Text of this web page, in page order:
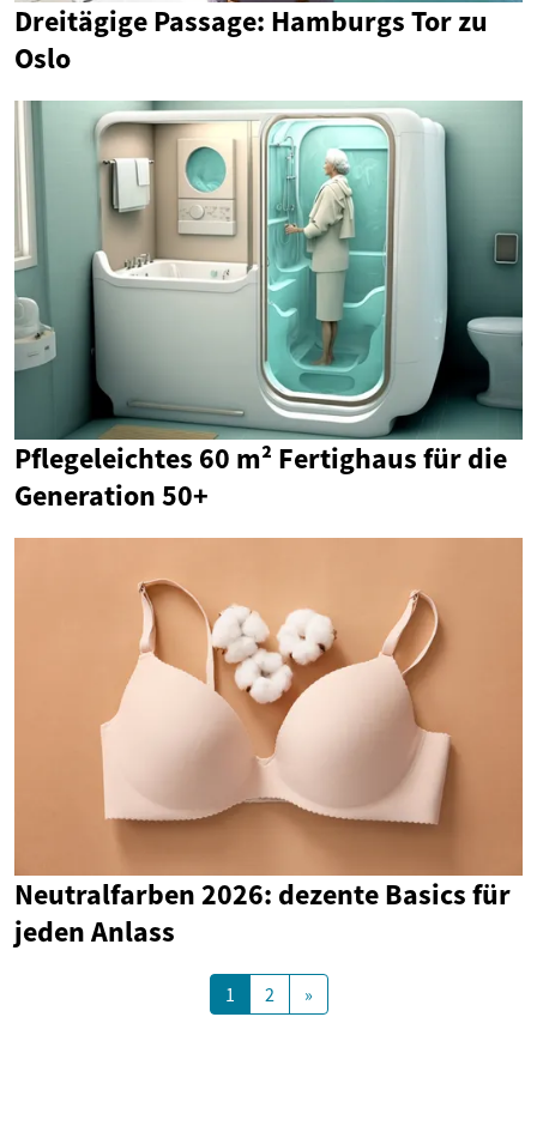
Dreitägige Passage: Hamburgs Tor zu
Oslo
Pflegeleichtes 60 m² Fertighaus für die
Generation 50+
Neutralfarben 2026: dezente Basics für
jeden Anlass
1 2 »